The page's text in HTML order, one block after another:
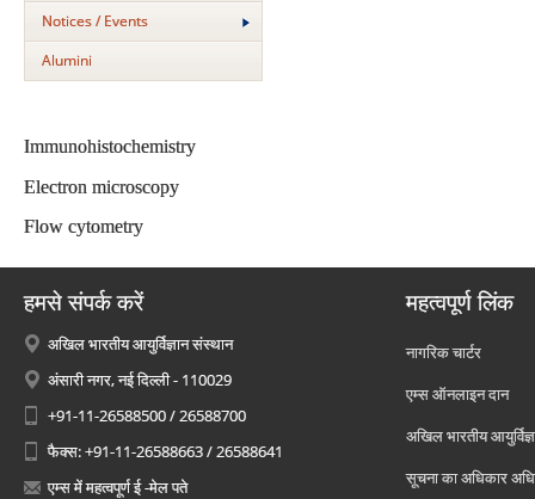
Notices / Events
Alumini
Immunohistochemistry
Electron microscopy
Flow cytometry
हमसे संपर्क करें
अखिल भारतीय आयुर्विज्ञान संस्थान
अंसारी नगर, नई दिल्ली - 110029
+91-11-26588500 / 26588700
फैक्स: +91-11-26588663 / 26588641
एम्स में महत्वपूर्ण ई -मेल पते
महत्वपूर्ण लिंक
नागरिक चार्टर
एम्स ऑनलाइन दान
अखिल भारतीय
सूचना का अधिकार